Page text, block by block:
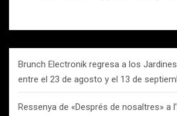
Brunch Electronik regresa a los
entre el 23 de agosto y el 13 de
Ressenya de «Després de nosaltres» a